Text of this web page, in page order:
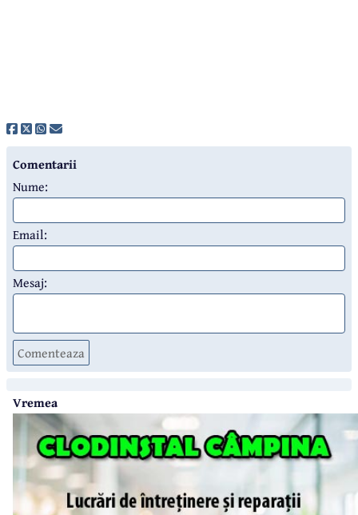
Comentarii
Nume:
Email:
Mesaj:
Comenteaza
Vremea